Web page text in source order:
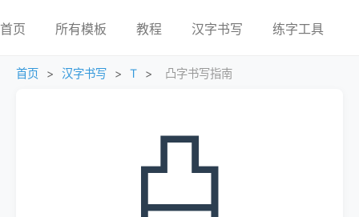
首页 所有模板 教程 汉字书写 练字工具
首页 > 汉字书写 > T > 凸字书写指南
凸